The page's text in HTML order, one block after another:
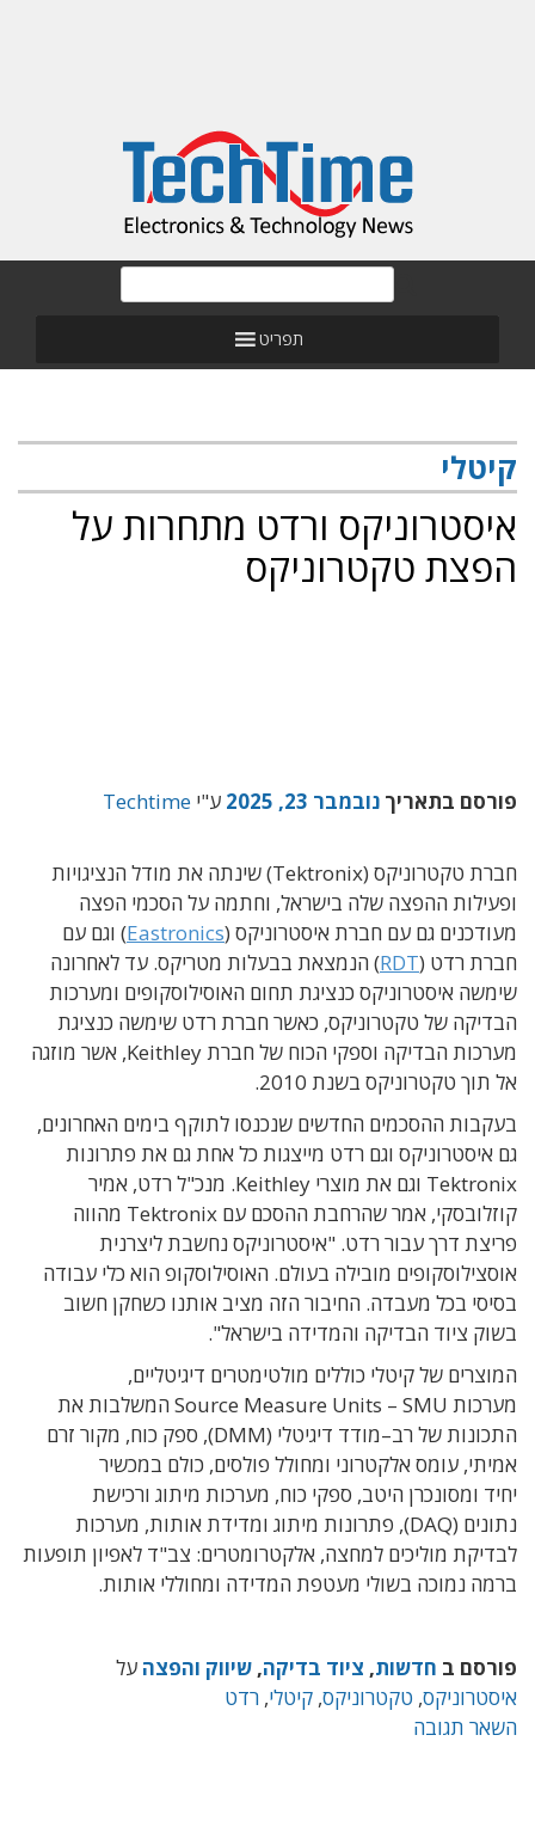
תפריט
קיטלי
איסטרוניקס ורדט מתחרות על
הפצת טקטרוניקס
פורסם בתאריך נובמבר 23, 2025 ע"י Techtime
חברת טקטרוניקס (Tektronix) שינתה את מודל הנציגויות
ופעילות ההפצה שלה בישראל, וחתמה על הסכמי הפצה
מעודכנים גם עם חברת איסטרוניקס (Eastronics) וגם עם
חברת רדט (RDT) הנמצאת בבעלות מטריקס. עד לאחרונה
שימשה איסטרוניקס כנציגת תחום האוסילוסקופים ומערכות
הבדיקה של טקטרוניקס, כאשר חברת רדט שימשה כנציגת
מערכות הבדיקה וספקי הכוח של חברת Keithley, אשר מוזגה
אל תוך טקטרוניקס בשנת 2010.
בעקבות ההסכמים החדשים שנכנסו לתוקף בימים האחרונים,
גם איסטרוניקס וגם רדט מייצגות כל אחת גם את פתרונות
Tektronix וגם את מוצרי Keithley.
מנכ"ל רדט, אמיר
קוזלובסקי, אמר שהרחבת ההסכם עם Tektronix מהווה
פריצת דרך עבור רדט. "איסטרוניקס נחשבת ליצרנית
אוסצילוסקופים מובילה בעולם. האוסילוסקופ הוא כלי עבודה
בסיסי בכל מעבדה. החיבור הזה מציב אותנו כשחקן חשוב
בשוק ציוד הבדיקה והמדידה בישראל".
המוצרים של קיטלי כוללים מולטימטרים דיגיטליים,
מערכות Source Measure Units – SMU המשלבות
את
התכונות של רב–מודד דיגיטלי (DMM), ספק כוח, מקור זרם
אמיתי, עומס אלקטרוני ומחולל פולסים, כולם במכשיר
יחיד ומסונכרן היטב, ספקי כוח, מערכות מיתוג ורכישת
נתונים (DAQ),
פתרונות מיתוג ומדידת אותות, מערכות
לבדיקת מוליכים למחצה, אלקטרומטרים: צב"ד לאפיון תופעות
ברמה נמוכה בשולי מעטפת המדידה ומחוללי אותות.
פורסם ב חדשות, ציוד בדיקה, שיווק והפצה על
איסטרוניקס, טקטרוניקס, קיטלי, רדט
השאר תגובה